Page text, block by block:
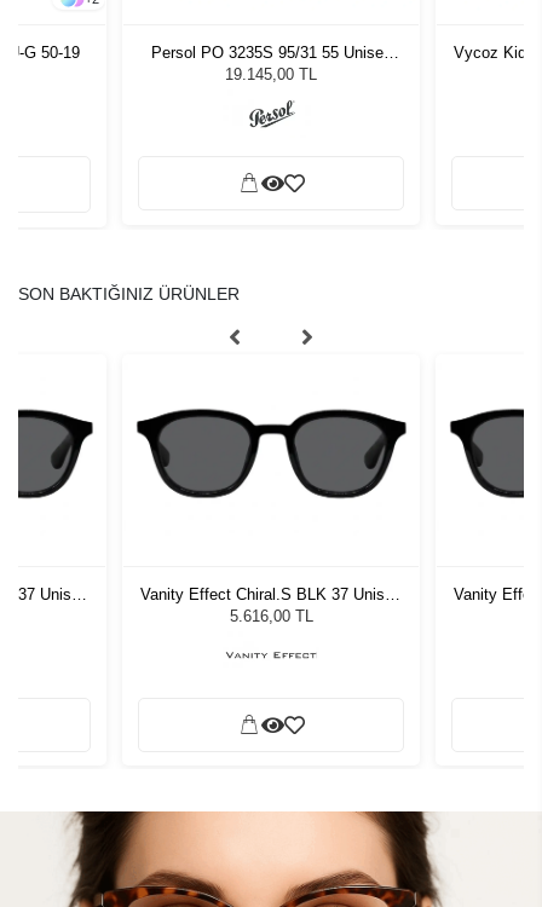
G 50-19
Persol PO 3235S 95/31 55 Unisex
Güneş Gözlüğü
19.145,00 TL
Vycoz Kids
SON BAKTIĞINIZ ÜRÜNLER
37 Unisex
Vanity Effect Chiral.S BLK 37 Unisex
Güneş Gözlüğü
5.616,00 TL
Vanity